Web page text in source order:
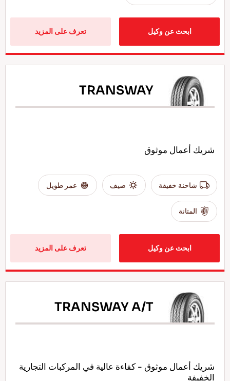
ابحث عن وكيل تعرف على المزيد
TRANSWAY
شريك أعمال موثوق
شاحنة خفيفة صيف عمر طويل
المتانة
ابحث عن وكيل تعرف على المزيد
TRANSWAY A/T
شريك أعمال موثوق - كفاءة عالية في المركبات التجارية
الخفيفة